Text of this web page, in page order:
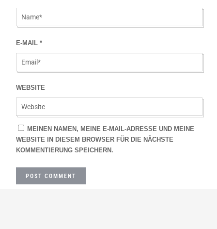
E-MAIL *
WEBSITE
MEINEN NAMEN, MEINE E-MAIL-ADRESSE UND MEINE
WEBSITE IN DIESEM BROWSER FÜR DIE NÄCHSTE
KOMMENTIERUNG SPEICHERN.